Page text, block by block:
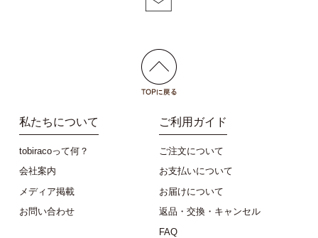
私たちについて
tobiracoって何？
会社案内
メディア掲載
お問い合わせ
ご利用ガイド
ご注文について
お支払いについて
お届けについて
返品・交換・キャンセル
FAQ